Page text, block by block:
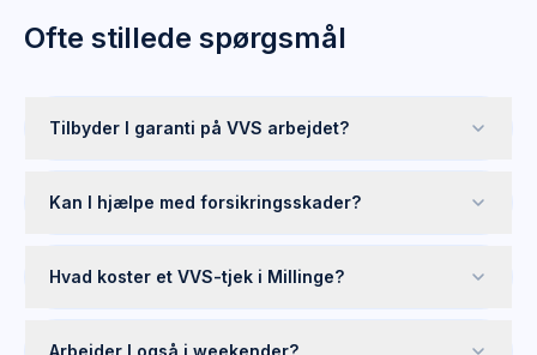
Ofte stillede spørgsmål
Tilbyder I garanti på VVS arbejdet?
Kan I hjælpe med forsikringsskader?
Hvad koster et VVS-tjek i Millinge?
Arbejder I også i weekender?